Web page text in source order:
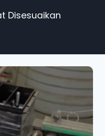
Disesuaikan